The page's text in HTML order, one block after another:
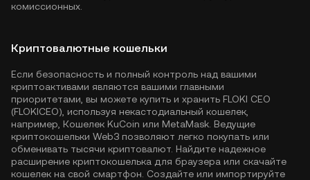
комиссионных.
Криптовалютные кошельки
Если безопасность и полный контроль над вашими
криптоактивами являются вашими главными
приоритетами, вы можете купить и хранить FLOKI CEO
(FLOKICEO), используя некастодиальный кошелек,
например, Кошелек KuCoin или MetaMask. Ведущие
криптокошельки Web3 позволяют легко покупать или
обменивать тысячи криптовалют. Найдите надежное
расширение криптокошелька для браузера или скачайте
кошелек на свой смартфон. Создайте или импортируйте